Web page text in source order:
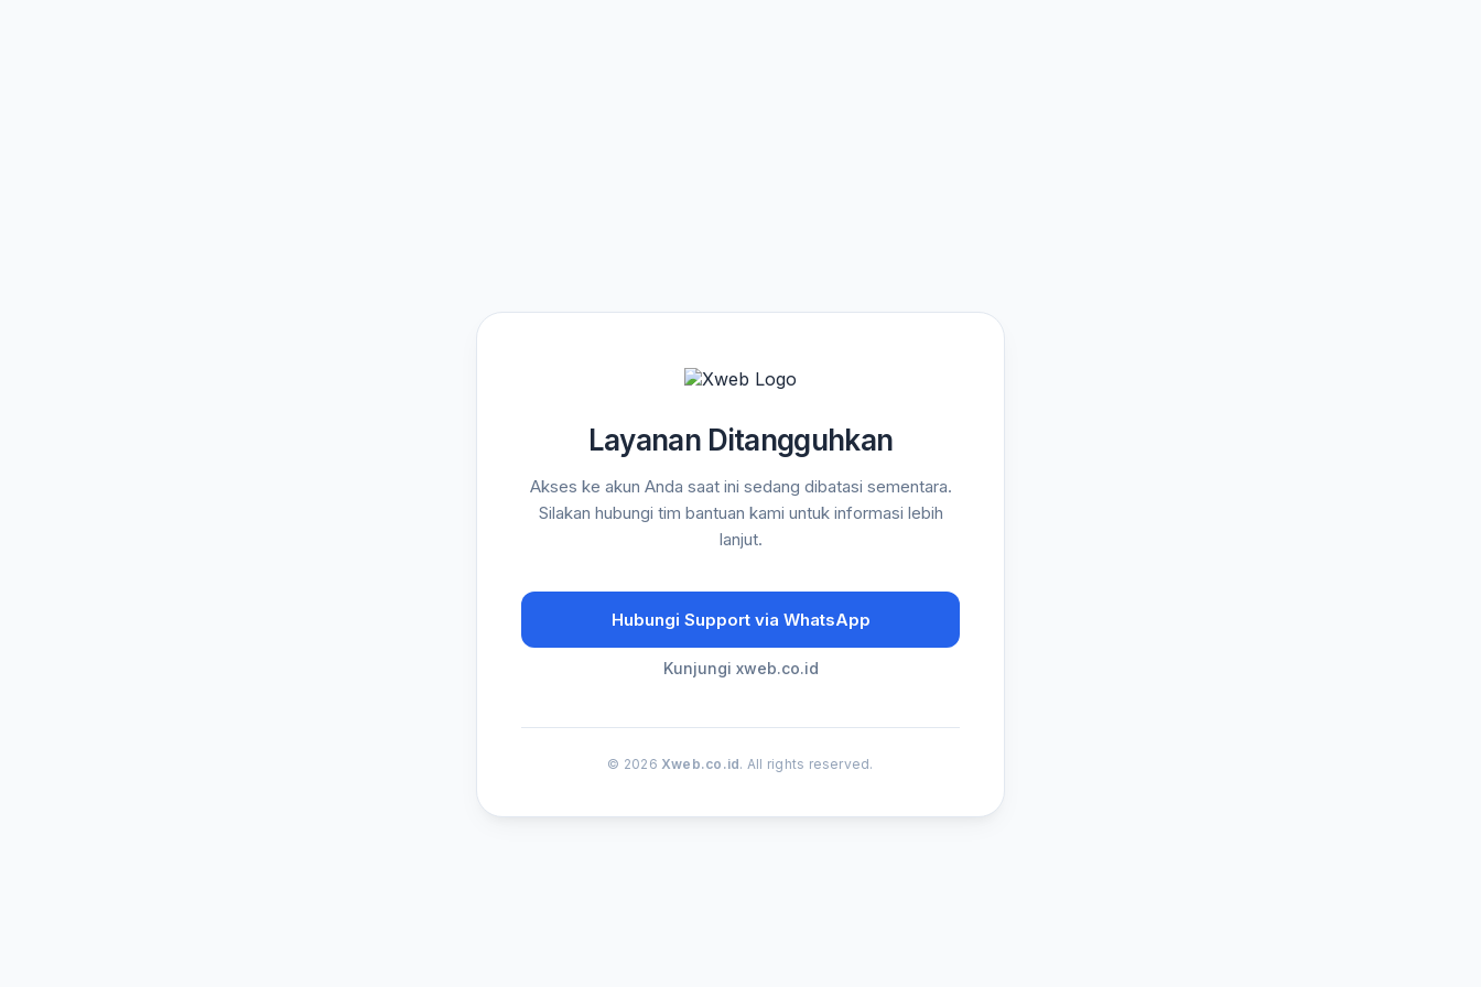
Layanan Ditangguhkan
Akses ke akun Anda saat ini sedang dibatasi sementara.
Silakan hubungi tim bantuan kami untuk informasi lebih
lanjut.
Hubungi Support via WhatsApp
Kunjungi xweb.co.id
© 2026 Xweb.co.id. All rights reserved.